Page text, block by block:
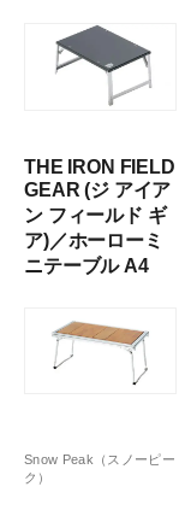
THE IRON FIELD
GEAR (ジ アイア
ン フィールド ギ
ア)／ホーローミ
ニテーブル A4
Snow Peak（スノーピー
ク）